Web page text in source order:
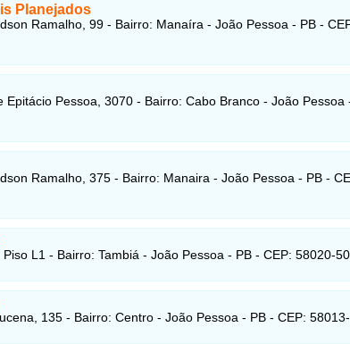
Planejados
Ramalho, 99 - Bairro: Manaíra - João Pessoa - PB -
Epitácio Pessoa, 3070 - Bairro: Cabo Branco - João Pessoa
Ramalho, 375 - Bairro: Manaira - João Pessoa - PB -
L1 - Bairro: Tambiá - João Pessoa - PB - CEP: 58020-
135 - Bairro: Centro - João Pessoa - PB - CEP: